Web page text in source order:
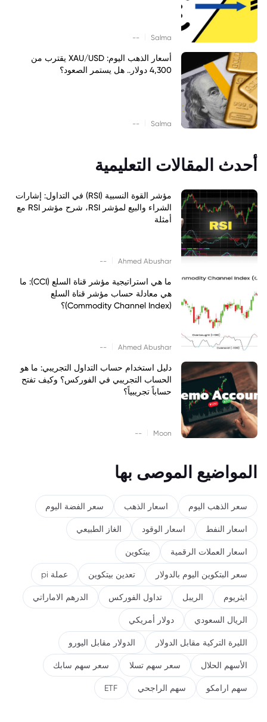
Salma
--
أسعار الذهب اليوم: XAU/USD يقترب من
4,300 دولار.. هل يستمر الصعود؟
Salma
--
أحدث المقالات التعليمية
مؤشر القوة النسبية (RSI) في التداول: إشارات
الشراء والبيع لمؤشر RSI، شرح مؤشر RSI مع
أمثلة
Ahmed Abushar
--
ما هي استراتيجية مؤشر قناة السلع (CCI): ما
هي معادلة حساب مؤشر قناة السلع
(Commodity Channel Index)؟
Ahmed Abushar
--
دليل استخدام حساب التداول التجريبي: ما هو
الحساب التجريبي في الفوركس؟ وكيف تفتح
حساباً تجريبياً؟
Moon
--
المواضيع الموصى بها
سعر الذهب اليوم اسعار الذهب سعر الفضة اليوم
اسعار النفط اسعار الوقود الغاز الطبيعي
اسعار العملات الرقمية بيتكوين
سعر البتكوين اليوم بالدولار تعدين بيتكوين عملة pi
ايثريوم الريبل تداول الفوركس الدرهم الاماراتي
الريال السعودي دولار أمريكي
الليرة التركية مقابل الدولار الدولار مقابل اليورو
الأسهم الحلال سعر سهم تسلا سعر سهم سابك
سهم ارامكو سهم الراجحي ETF